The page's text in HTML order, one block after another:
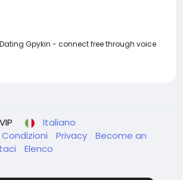
Gpykin - connect free through voice
Italiano
Privacy
Become an
Elenco